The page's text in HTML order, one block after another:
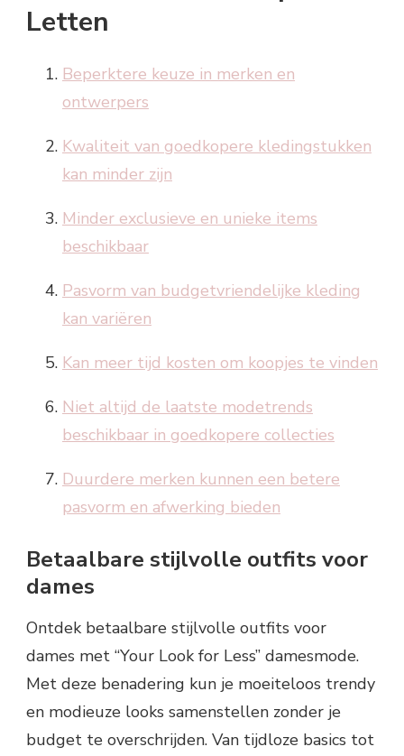
Letten
Beperktere keuze in merken en
ontwerpers
Kwaliteit van goedkopere kledingstukken
kan minder zijn
Minder exclusieve en unieke items
beschikbaar
Pasvorm van budgetvriendelijke kleding
kan variëren
Kan meer tijd kosten om koopjes te vinden
Niet altijd de laatste modetrends
beschikbaar in goedkopere collecties
Duurdere merken kunnen een betere
pasvorm en afwerking bieden
Betaalbare stijlvolle outfits voor
dames
Ontdek betaalbare stijlvolle outfits voor
dames met “Your Look for Less” damesmode.
Met deze benadering kun je moeiteloos trendy
en modieuze looks samenstellen zonder je
budget te overschrijden. Van tijdloze basics tot